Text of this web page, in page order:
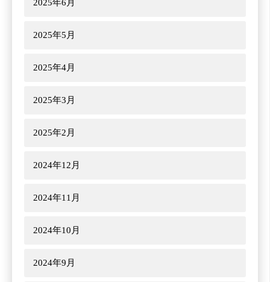
2025年6月
2025年5月
2025年4月
2025年3月
2025年2月
2024年12月
2024年11月
2024年10月
2024年9月